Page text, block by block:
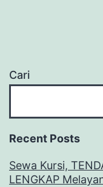
Cari
Recent Posts
Sewa Kursi,
LENGKAP